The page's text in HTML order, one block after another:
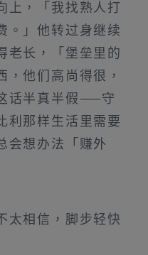
上，「我找熟人打
。」他转过身继续
老长，「堡垒里的
他们高尚得很，
话半真半假——守
利那样生活里需要
会想办法「赚外
太相信，脚步轻快